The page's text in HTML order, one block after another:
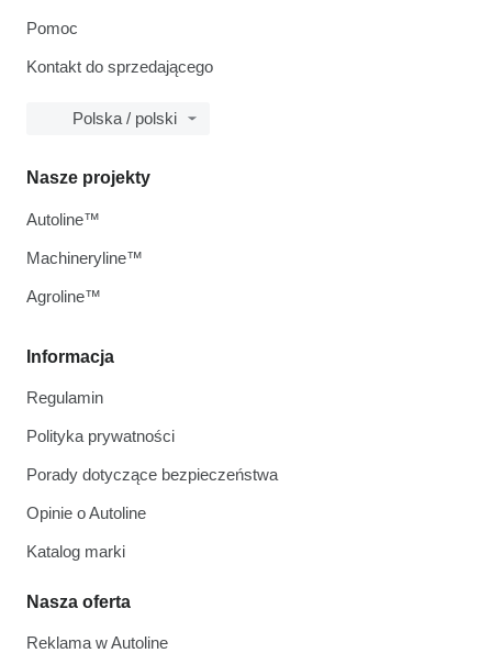
Pomoc
Kontakt do sprzedającego
Polska / polski
Informacja
Regulamin
Polityka prywatności
Porady dotyczące bezpieczeństwa
Opinie o Autoline
Katalog marki
Nasza oferta
Reklama w Autoline
Nasze projekty
Autoline™
Machineryline™
Agroline™